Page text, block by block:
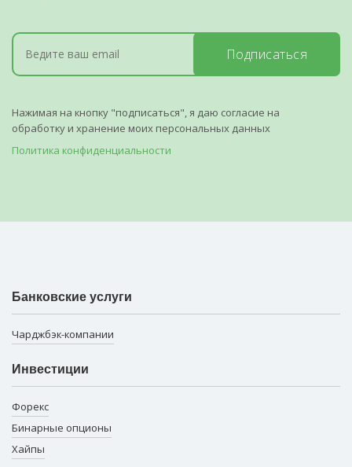
Подписаться
Нажимая на кнопку "подписаться", я даю согласие на
обработку и хранение моих персональных данных
Политика конфиденциальности
Банковские услуги
Чарджбэк-компании
Инвестиции
Форекс
Бинарные опционы
Хайпы